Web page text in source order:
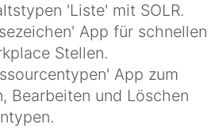
'Liste' mit SOLR.
App für schnellen
Stellen.
App zum
Bearbeiten und Löschen